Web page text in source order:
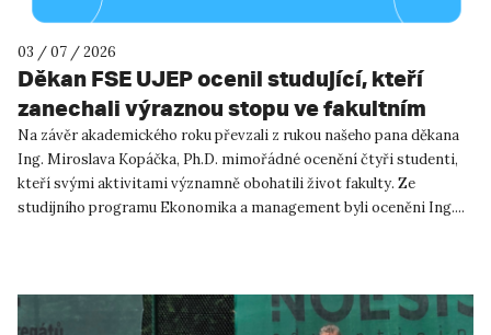
03 / 07 / 2026
Děkan FSE UJEP ocenil studující, kteří
zanechali výraznou stopu ve fakultním
životě
Na závěr akademického roku převzali z rukou našeho pana děkana
Ing. Miroslava Kopáčka, Ph.D. mimořádné ocenění čtyři studenti,
kteří svými aktivitami významně obohatili život fakulty. Ze
studijního programu Ekonomika a management byli oceněni Ing....